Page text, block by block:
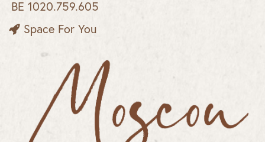
BE 1020.759.605
Space For You